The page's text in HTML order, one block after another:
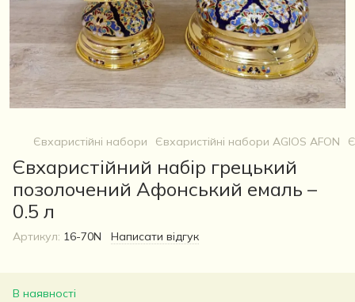
Євхаристійні набори Євхаристійні набори AGIOS AFON
Євхаристійний набір грецький
позолочений Афонський емаль –
0.5 л
Артикул: 16-70N Написати відгук
В наявності